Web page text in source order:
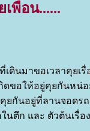
พื่อน......
ดินมาขอเวลาคุยเรื่
ดขอให้อยู่คุยกันหน่
ยกันอยู่ที่ลานจอดร
นตึก และ ตัวต้นเรื่อง